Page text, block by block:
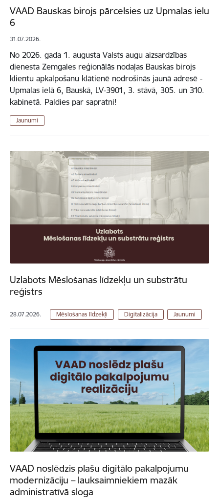
VAAD Bauskas birojs pārcelsies uz Upmalas ielu
6
31.07.2026.
No 2026. gada 1. augusta Valsts augu aizsardzības
dienesta Zemgales reģionālās nodaļas Bauskas birojs
klientu apkalpošanu klātienē nodrošinās jaunā adresē -
Upmalas ielā 6, Bauskā, LV-3901, 3. stāvā, 305. un 310.
kabinetā. Paldies par sapratni!
Jaunumi
Uzlabots Mēslošanas līdzekļu un substrātu
reģistrs
28.07.2026. Mēslošanas līdzekļi Digitalizācija Jaunumi
VAAD noslēdzis plašu digitālo pakalpojumu
modernizāciju – lauksaimniekiem mazāk
administratīvā sloga